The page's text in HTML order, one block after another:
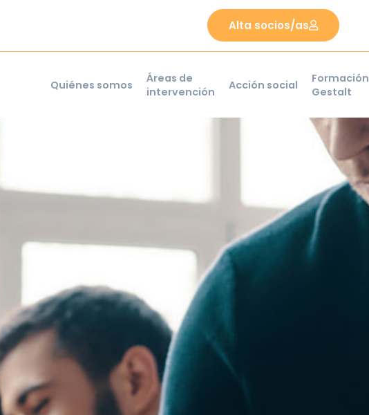
Alta socios/as
Quiénes somos
Áreas de
intervención
Acción social
Formación
Gestalt